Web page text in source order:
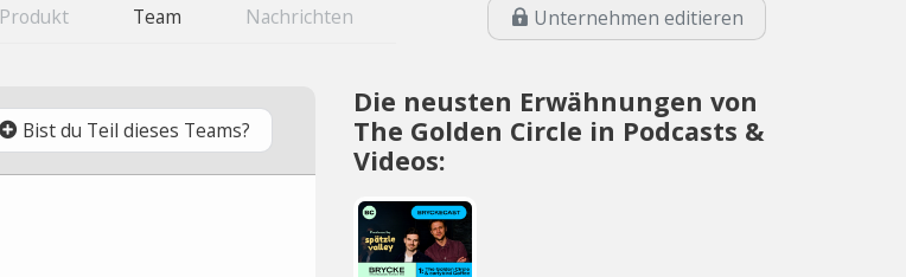
Produkt Team Nachrichten Unternehmen editieren
Bist du Teil dieses Teams?
Die neusten Erwähnungen von
The Golden Circle in Podcasts &
Videos: